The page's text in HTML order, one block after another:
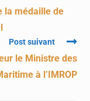
la médaille de
Post suivant
le Ministre des
à l’IMROP